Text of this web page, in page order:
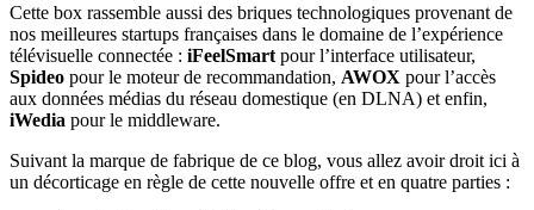
Cette box rassemble aussi des briques technologiques provenant de
nos meilleures startups françaises dans le domaine de l’expérience
télévisuelle connectée : iFeelSmart pour l’interface utilisateur,
Spideo pour le moteur de recommandation, AWOX pour l’accès
aux données médias du réseau domestique (en DLNA) et enfin,
iWedia pour le middleware.
Suivant la marque de fabrique de ce blog, vous allez avoir droit ici à
un décorticage en règle de cette nouvelle offre et en quatre parties :